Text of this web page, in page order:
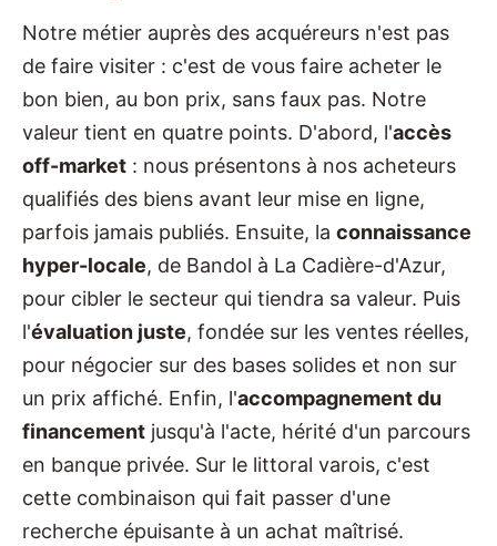
Notre métier auprès des acquéreurs n'est pas
de faire visiter : c'est de vous faire acheter le
bon bien, au bon prix, sans faux pas. Notre
valeur tient en quatre points. D'abord, l'accès
off-market : nous présentons à nos acheteurs
qualifiés des biens avant leur mise en ligne,
parfois jamais publiés. Ensuite, la connaissance
hyper-locale, de Bandol à La Cadière-d'Azur,
pour cibler le secteur qui tiendra sa valeur. Puis
l'évaluation juste, fondée sur les ventes réelles,
pour négocier sur des bases solides et non sur
un prix affiché. Enfin, l'accompagnement du
financement jusqu'à l'acte, hérité d'un parcours
en banque privée. Sur le littoral varois, c'est
cette combinaison qui fait passer d'une
recherche épuisante à un achat maîtrisé.